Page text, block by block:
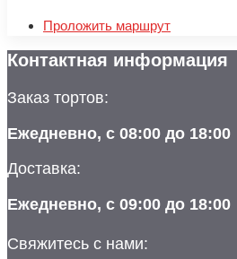
Проложить маршрут
Контактная информация
Заказ тортов:
Ежедневно, с 08:00 до 18:00
Доставка:
Ежедневно, с 09:00 до 18:00
Свяжитесь с нами: